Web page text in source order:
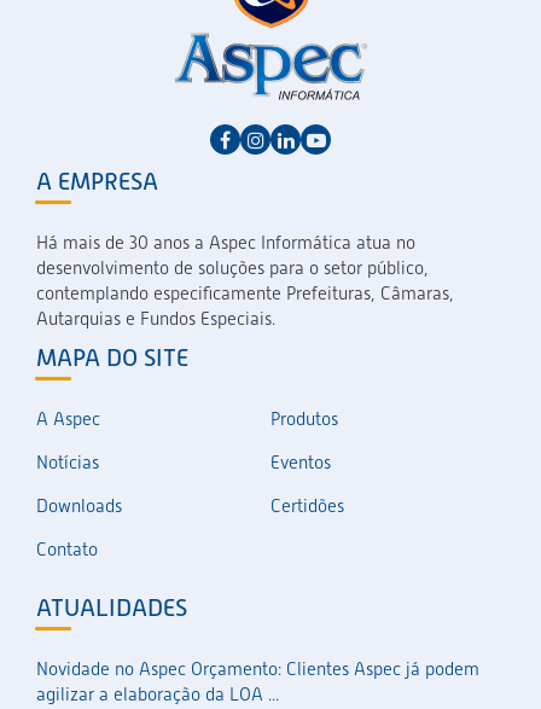
A EMPRESA
Há mais de 30 anos a Aspec Informática atua no
desenvolvimento de soluções para o setor público,
contemplando especificamente Prefeituras, Câmaras,
Autarquias e Fundos Especiais.
MAPA DO SITE
A Aspec
Produtos
Notícias
Eventos
Downloads
Certidões
Contato
ATUALIDADES
Novidade no Aspec Orçamento: Clientes Aspec já podem
agilizar a elaboração da LOA ...